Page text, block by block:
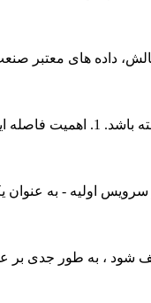
داده های معتبر
، به طور جدی بر